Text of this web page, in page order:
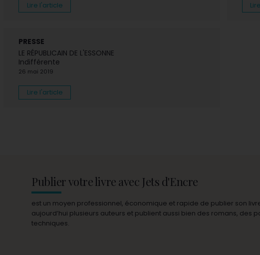
Lire l'article
PRESSE
LE RÉPUBLICAIN DE L'ESSONNE
Indifférente
26 mai 2019
Lire l'article
Publier votre livre avec Jets d'Encre
est un moyen professionnel, économique et rapide de publier son
aujourd’hui plusieurs auteurs et publient aussi bien des romans,
techniques.